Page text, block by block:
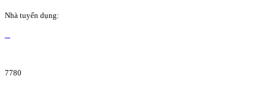
Nhà tuyển dụng:
7780